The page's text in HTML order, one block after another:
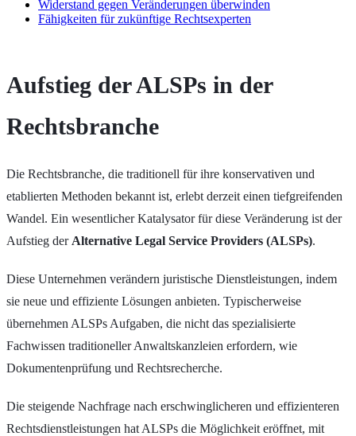
Widerstand gegen Veränderungen überwinden
Fähigkeiten für zukünftige Rechtsexperten
Aufstieg der ALSPs in der
Rechtsbranche
Die Rechtsbranche, die traditionell für ihre konservativen und
etablierten Methoden bekannt ist, erlebt derzeit einen tiefgreifenden
Wandel. Ein wesentlicher Katalysator für diese Veränderung ist der
Aufstieg der Alternative Legal Service Providers (ALSPs).
Diese Unternehmen verändern juristische Dienstleistungen, indem
sie neue und effiziente Lösungen anbieten. Typischerweise
übernehmen ALSPs Aufgaben, die nicht das spezialisierte
Fachwissen traditioneller Anwaltskanzleien erfordern, wie
Dokumentenprüfung und Rechtsrecherche.
Die steigende Nachfrage nach erschwinglicheren und effizienteren
Rechtsdienstleistungen hat ALSPs die Möglichkeit eröffnet, mit